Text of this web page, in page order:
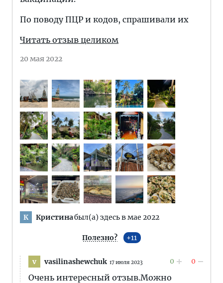
По поводу ПЦР и кодов, спрашивали их
Читать отзыв целиком
20 мая 2022
К Кристинабыл(а) здесь в мае 2022
Полезно? 11
v vasilinashewchuk 17 июля 2023 0 0
Очень интересный отзыв.Можно